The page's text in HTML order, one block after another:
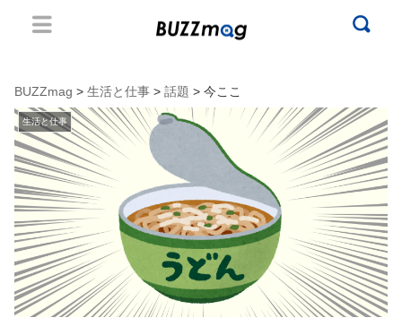
BUZZmag > 生活と仕事 > 話題 > 今ここ
生活と仕事